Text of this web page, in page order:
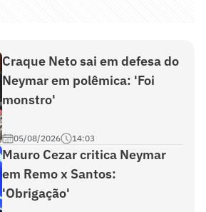
Craque Neto sai em defesa do
Neymar em polêmica: 'Foi
monstro'
05/08/2026 14:03
Mauro Cezar critica Neymar
em Remo x Santos:
'Obrigação'